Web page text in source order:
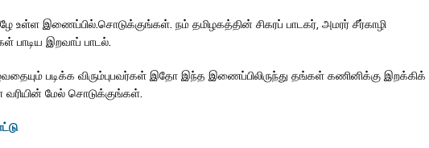
உள்ள இணைப்பில்.சொடுக்குங்கள். நம் தமிழகத்தின் சிகரப் பாடகர், அமரர் சீர்காழி
பாடிய இறவாப் பாடல்.
படிக்க விரும்புபவர்கள் இதோ இந்த இணைப்பிலிருந்து தங்கள் கணினிக்கு இறக்கிக்
மேல் சொடுக்குங்கள்.